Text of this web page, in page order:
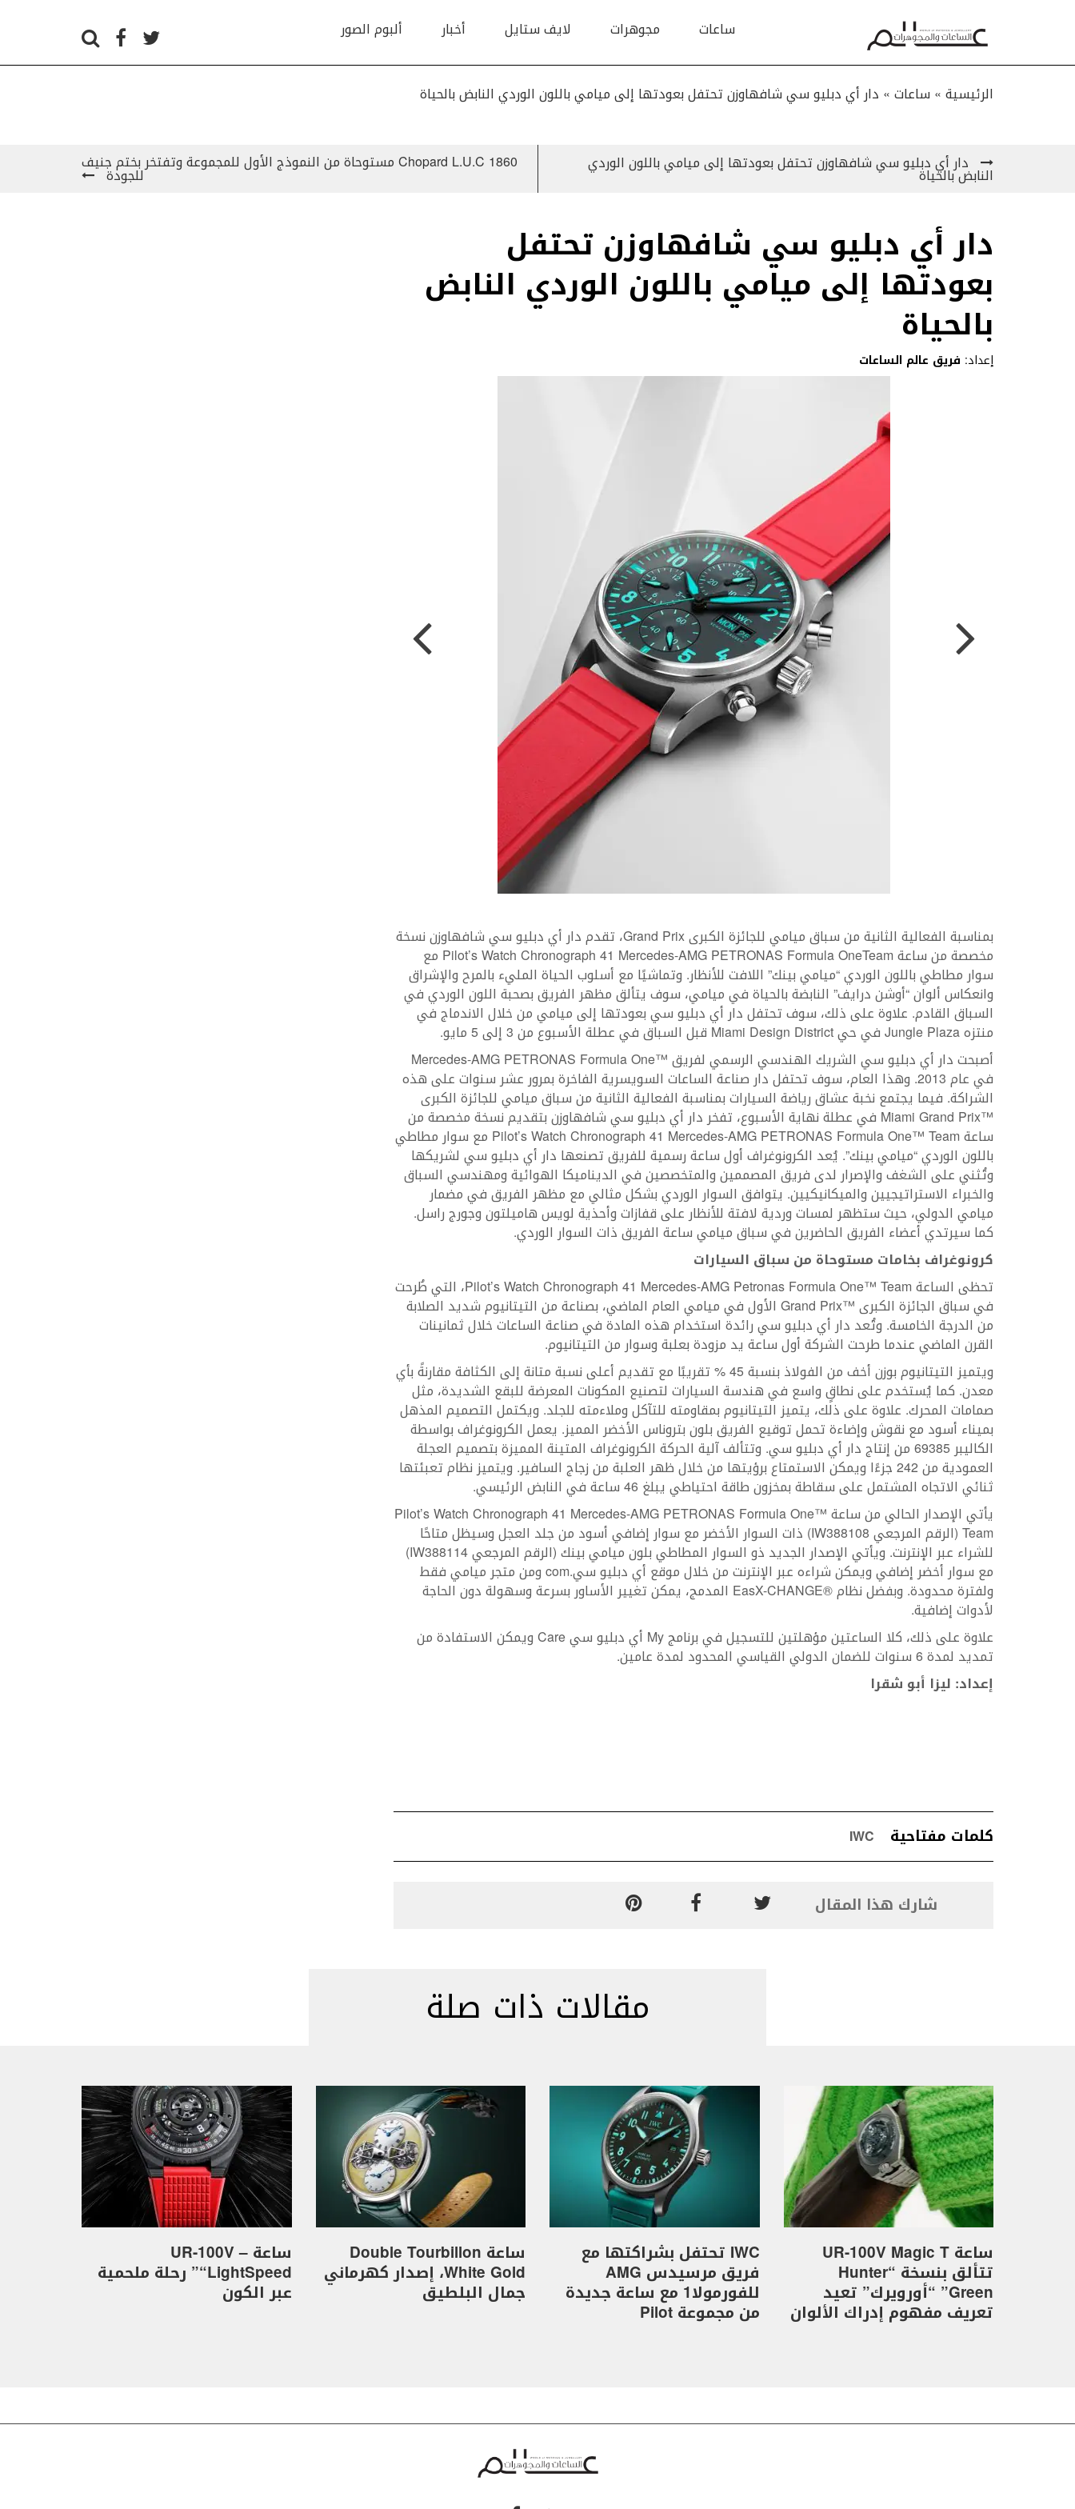
ساعات مجوهرات لايف ستايل أخبار ألبوم الصور
الرئيسية » ساعات» دار أي دبليو سي شافهاوزن تحتفل بعودتها إلى ميامي باللون الوردي النابض بالحياة
دار أي دبليو سي شافهاوزن تحتفل بعودتها إلى ميامي باللون الوردي
النابض بالحياة
Chopard L.U.C 1860 مستوحاة من النموذج الأول للمجموعة وتفتخر بختم جنيف
للجودة
دار أي دبليو سي شافهاوزن تحتفل
بعودتها إلى ميامي باللون الوردي النابض
بالحياة
إعداد: فريق عالم الساعات
بمناسبة الفعالية الثانية من سباق ميامي للجائزة الكبرىGrand Prix ‎، تقدم دار أي دبليو سي شافهاوزن نسخة
مخصصة من ساعة Pilot’s Watch Chronograph 41 Mercedes-AMG PETRONAS Formula OneTeam مع
سوار مطاطي باللون الوردي “ميامي بينك” اللافت للأنظار. وتماشيًا مع أسلوب الحياة المليء بالمرح والإشراق
وانعكاس ألوان “أوشن درايف” النابضة بالحياة في ميامي، سوف يتألق مظهر الفريق بصحبة اللون الوردي في
السباق القادم. علاوة على ذلك، سوف تحتفل دار أي دبليو سي بعودتها إلى ميامي من خلال الاندماج في
منتزه Jungle Plaza في حي Miami Design District قبل السباق في عطلة الأسبوع من 3 إلى 5 مايو.
أصبحت دار أي دبليو سي الشريك الهندسي الرسمي لفريق Mercedes-AMG PETRONAS Formula One™‎
في عام 2013. وهذا العام، سوف تحتفل دار صناعة الساعات السويسرية الفاخرة بمرور عشر سنوات على هذه
الشراكة. فيما يجتمع نخبة عشاق رياضة السيارات بمناسبة الفعالية الثانية من سباق ميامي للجائزة الكبرى
Miami Grand Prix™‎ في عطلة نهاية الأسبوع، تفخر دار أي دبليو سي شافهاوزن بتقديم نسخة مخصصة من
ساعة Pilot’s Watch Chronograph 41 Mercedes-AMG PETRONAS Formula One™ Team مع سوار مطاطي
باللون الوردي “ميامي بينك”. يُعد الكرونوغراف أول ساعة رسمية للفريق تصنعها دار أي دبليو سي لشريكها
وتُثني على الشغف والإصرار لدى فريق المصممين والمتخصصين في الديناميكا الهوائية ومهندسي السباق
والخبراء الاستراتيجيين والميكانيكيين. يتوافق السوار الوردي بشكل مثالي مع مظهر الفريق في مضمار
ميامي الدولي، حيث ستظهر لمسات وردية لافتة للأنظار على قفازات وأحذية لويس هاميلتون وجورج راسل.
كما سيرتدي أعضاء الفريق الحاضرين في سباق ميامي ساعة الفريق ذات السوار الوردي.
كرونوغراف بخامات مستوحاة من سباق السيارات
تحظى الساعة Pilot’s Watch Chronograph 41 Mercedes-AMG Petronas Formula One™ Team، التي طُرحت
في سباق الجائزة الكبرى Grand Prix™‎ الأول في ميامي العام الماضي، بصناعة من التيتانيوم شديد الصلابة
من الدرجة الخامسة. وتُعد دار أي دبليو سي رائدة استخدام هذه المادة في صناعة الساعات خلال ثمانينات
القرن الماضي عندما طرحت الشركة أول ساعة يد مزودة بعلبة وسوار من التيتانيوم.
ويتميز التيتانيوم بوزن أخف من الفولاذ بنسبة 45 % تقريبًا مع تقديم أعلى نسبة متانة إلى الكثافة مقارنةً بأي
معدن. كما يُستخدم على نطاقٍ واسع في هندسة السيارات لتصنيع المكونات المعرضة للبقع الشديدة، مثل
صمامات المحرك. علاوة على ذلك، يتميز التيتانيوم بمقاومته للتآكل وملاءمته للجلد. ويكتمل التصميم المذهل
بميناء أسود مع نقوش وإضاءة تحمل توقيع الفريق بلون بتروناس الأخضر المميز. يعمل الكرونوغراف بواسطة
الكاليبر 69385 من إنتاج دار أي دبليو سي. وتتألف آلية الحركة الكرونوغراف المتينة المميزة بتصميم العجلة
العمودية من 242 جزءًا ويمكن الاستمتاع برؤيتها من خلال ظهر العلبة من زجاج السافير. ويتميز نظام تعبئتها
ثنائي الاتجاه المشتمل على سقاطة بمخزون طاقة احتياطي يبلغ 46 ساعة في النابض الرئيسي.
يأتي الإصدار الحالي من ساعة Pilot’s Watch Chronograph 41 Mercedes-AMG PETRONAS Formula One™
Team (الرقم المرجعي IW388108) ذات السوار الأخضر مع سوار إضافي أسود من جلد العجل وسيظل متاحًا
للشراء عبر الإنترنت. ويأتي الإصدار الجديد ذو السوار المطاطي بلون ميامي بينك (الرقم المرجعي IW388114)
مع سوار أخضر إضافي ويمكن شراءه عبر الإنترنت من خلال موقع أي دبليو سي.com ومن متجر ميامي فقط
ولفترة محدودة. وبفضل نظام EasX-CHANGE®‎ المدمج، يمكن تغيير الأساور بسرعة وسهولة دون الحاجة
لأدوات إضافية.
علاوة على ذلك، كلا الساعتين مؤهلتين للتسجيل في برنامج My أي دبليو سي Care ويمكن الاستفادة من
تمديد لمدة 6 سنوات للضمان الدولي القياسي المحدود لمدة عامين.
إعداد: ليزا أبو شقرا
كلمات مفتاحية IWC
شارك هذا المقال
مقالات ذات صلة
ساعة UR-100V Magic T
تتألق بنسخة “Hunter
Green” “أورويرك” تعيد
تعريف مفهوم إدراك الألوان
IWC تحتفل بشراكتها مع
فريق مرسيدس AMG
للفورمولا1 مع ساعة جديدة
من مجموعة Pilot
ساعة Double Tourbillon
White Gold، إصدار كهرماني
جمال البلطيق
ساعة UR-100V –
“LightSpeed” رحلة ملحمية
عبر الكون